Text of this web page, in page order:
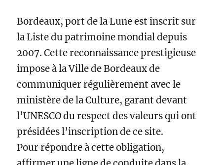
Bordeaux, port de la Lune est inscrit sur
la Liste du patrimoine mondial depuis
2007. Cette reconnaissance prestigieuse
impose à la Ville de Bordeaux de
communiquer régulièrement avec le
ministère de la Culture, garant devant
l’UNESCO du respect des valeurs qui ont
présidées l’inscription de ce site.
Pour répondre à cette obligation,